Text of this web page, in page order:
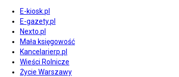
E-kiosk.pl
E-gazety.pl
Nexto.pl
Mała księgowość
Kancelarierp.pl
Wieści Rolnicze
Życie Warszawy